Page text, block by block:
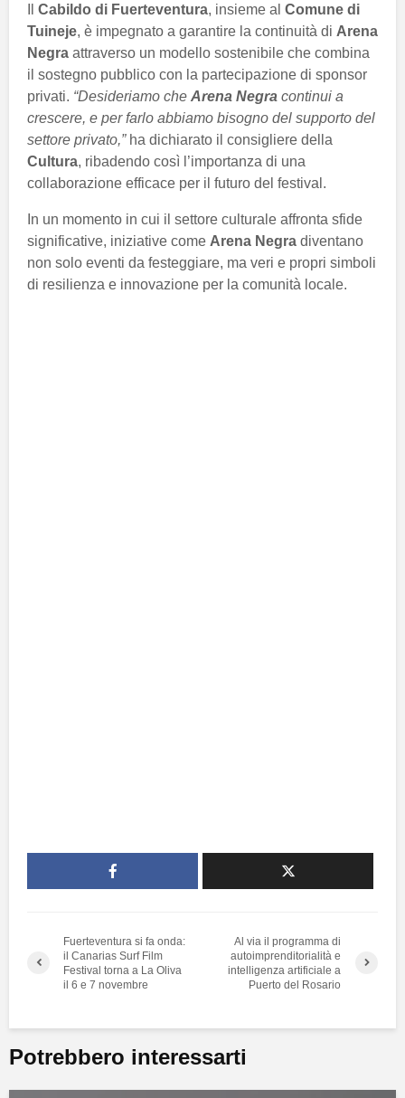
Cabildo di Fuerteventura, insieme al Comune di
Tuineje, è impegnato a garantire la continuità di Arena
Negra attraverso un modello sostenibile che combina
il sostegno pubblico con la partecipazione di sponsor
privati. “Desideriamo che Arena Negra continui a
crescere, e per farlo abbiamo bisogno del supporto del
settore privato,”ha dichiarato il consigliere della
Cultura, ribadendo così l’importanza di una
collaborazione efficace per il futuro del festival.
In un momento in cui il settore culturale affronta sfide
significative, iniziative come Arena Negra diventano
non solo eventi da festeggiare, ma veri e propri simboli
di resilienza e innovazione per la comunità locale.
Fuerteventura si fa onda:
il Canarias Surf Film
Festival torna a La Oliva
il 6 e 7 novembre
Al via il programma di
autoimprenditorialità e
intelligenza artificiale a
Puerto del Rosario
Potrebbero interessarti